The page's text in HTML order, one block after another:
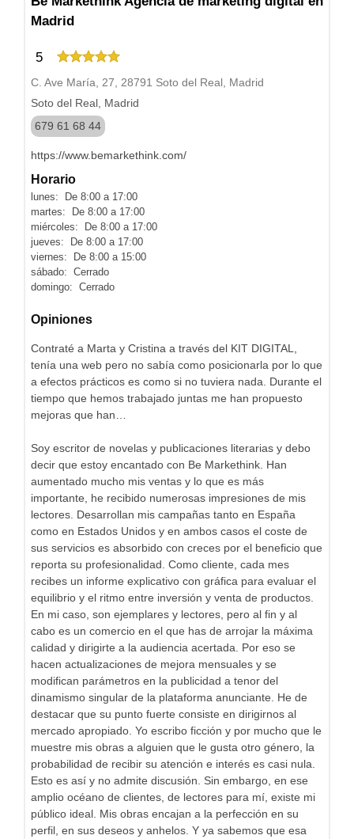
Madrid
5
C. Ave María, 27, 28791 Soto del Real, Madrid
Soto del Real, Madrid
679 61 68 44
https://www.bemarkethink.com/
Horario
lunes: De 8:00 a 17:00
martes: De 8:00 a 17:00
miércoles: De 8:00 a 17:00
jueves: De 8:00 a 17:00
viernes: De 8:00 a 15:00
sábado: Cerrado
domingo: Cerrado
Opiniones
Contraté a Marta y Cristina a través del KIT DIGITAL,
tenía una web pero no sabía como posicionarla por lo que
a efectos prácticos es como si no tuviera nada. Durante el
tiempo que hemos trabajado juntas me han propuesto
mejoras que han…
Soy escritor de novelas y publicaciones literarias y debo
decir que estoy encantado con Be Markethink. Han
aumentado mucho mis ventas y lo que es más
importante, he recibido numerosas impresiones de mis
lectores. Desarrollan mis campañas tanto en España
como en Estados Unidos y en ambos casos el coste de
sus servicios es absorbido con creces por el beneficio que
reporta su profesionalidad. Como cliente, cada mes
recibes un informe explicativo con gráfica para evaluar el
equilibrio y el ritmo entre inversión y venta de productos.
En mi caso, son ejemplares y lectores, pero al fin y al
cabo es un comercio en el que has de arrojar la máxima
calidad y dirigirte a la audiencia acertada. Por eso se
hacen actualizaciones de mejora mensuales y se
modifican parámetros en la publicidad a tenor del
dinamismo singular de la plataforma anunciante. He de
destacar que su punto fuerte consiste en dirigirnos al
mercado apropiado. Yo escribo ficción y por mucho que le
muestre mis obras a alguien que le gusta otro género, la
probabilidad de recibir su atención e interés es casi nula.
Esto es así y no admite discusión. Sin embargo, en ese
amplio océano de clientes, de lectores para mí, existe mi
público ideal. Mis obras encajan a la perfección en su
perfil, en sus deseos y anhelos. Y ya sabemos que esa